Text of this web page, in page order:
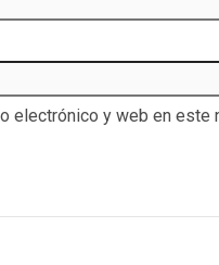
electrónico y web en